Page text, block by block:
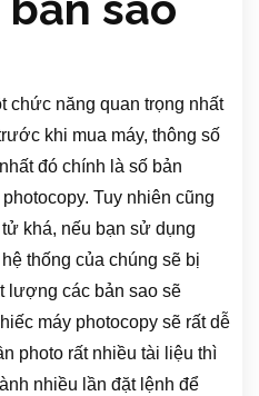
chức năng quan trọng nhất
khi mua máy, thông số
đó chính là số bản
Tuy nhiên cũng
khá, nếu bạn sử dụng
thống của chúng sẽ bị
lượng các bản sao sẽ
máy photocopy sẽ rất dễ
photo rất nhiều tài liệu thì
nhiều lần đặt lệnh để